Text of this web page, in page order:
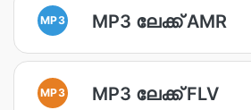
MP3 MP3 ലേക്ക് AMR
MP3 MP3 ലേക്ക് FLV